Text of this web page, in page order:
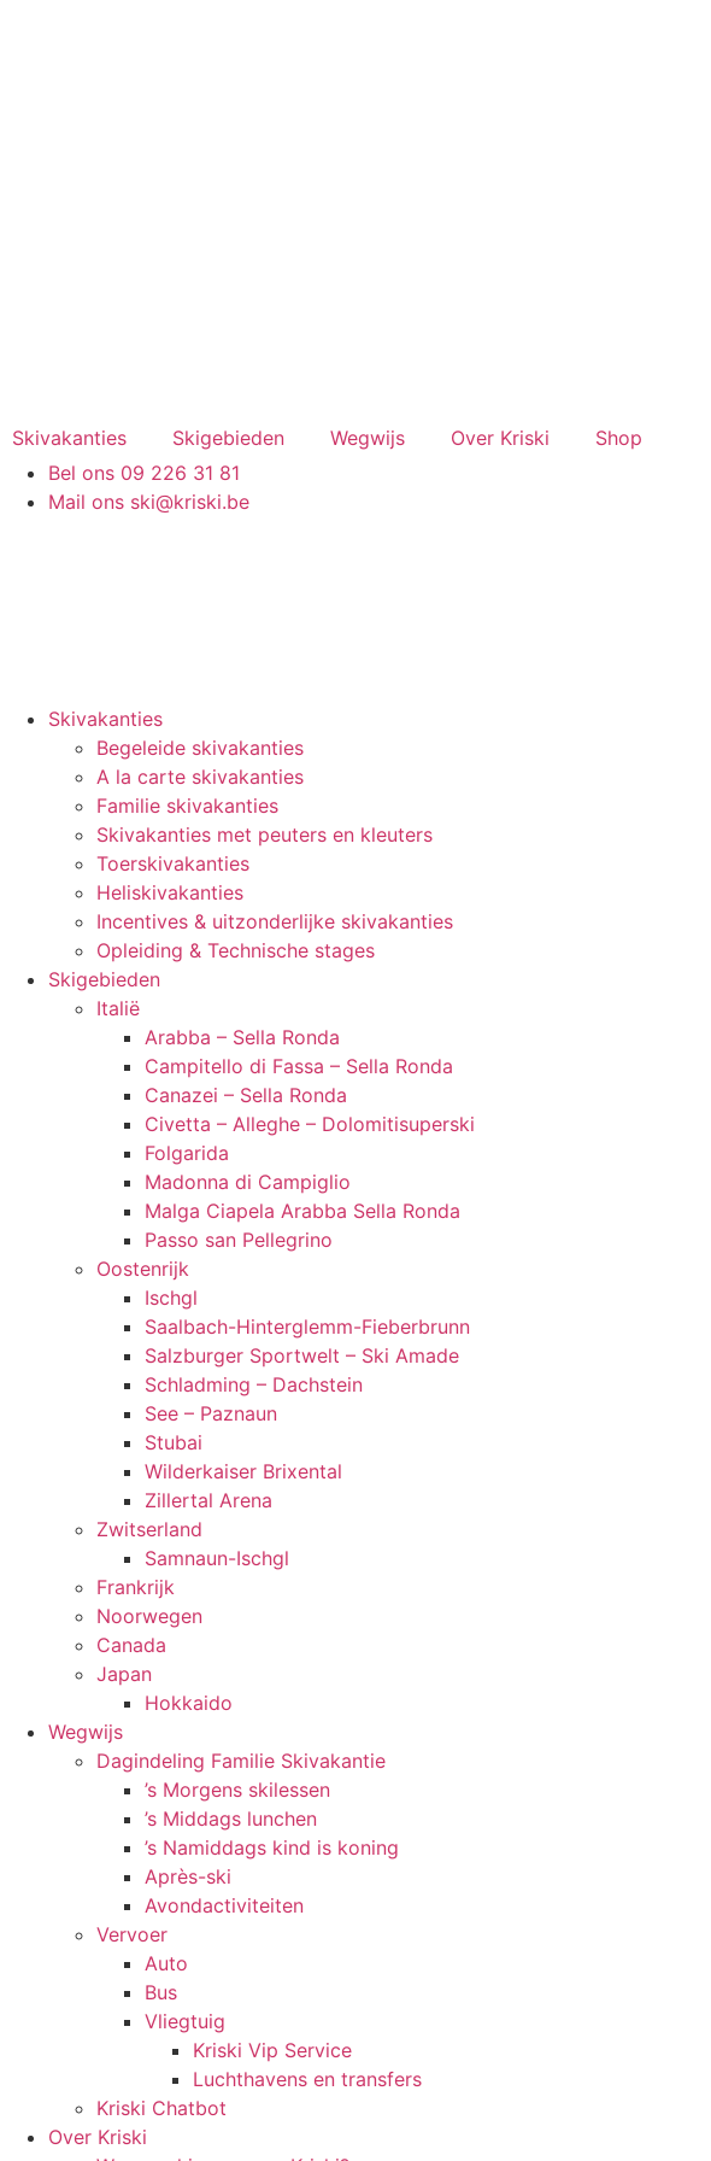
Skivakanties Skigebieden Wegwijs Over Kriski
Shop
Bel ons 09 226 31 81
Mail ons ski@kriski.be
Skivakanties
Begeleide skivakanties
A la carte skivakanties
Familie skivakanties
Skivakanties met peuters en kleuters
Toerskivakanties
Heliskivakanties
Incentives & uitzonderlijke skivakanties
Opleiding & Technische stages
Skigebieden
Italië
Arabba – Sella Ronda
Campitello di Fassa – Sella Ronda
Canazei – Sella Ronda
Civetta – Alleghe – Dolomitisuperski
Folgarida
Madonna di Campiglio
Malga Ciapela Arabba Sella Ronda
Passo san Pellegrino
Oostenrijk
Ischgl
Saalbach-Hinterglemm-Fieberbrunn
Salzburger Sportwelt – Ski Amade
Schladming – Dachstein
See – Paznaun
Stubai
Wilderkaiser Brixental
Zillertal Arena
Zwitserland
Samnaun-Ischgl
Frankrijk
Noorwegen
Canada
Japan
Hokkaido
Wegwijs
Dagindeling Familie Skivakantie
’s Morgens skilessen
’s Middags lunchen
’s Namiddags kind is koning
Après-ski
Avondactiviteiten
Vervoer
Auto
Bus
Vliegtuig
Kriski Vip Service
Luchthavens en transfers
Kriski Chatbot
Over Kriski